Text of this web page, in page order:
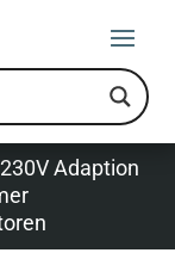
Adaption